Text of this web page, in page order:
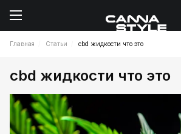
Главная Статьи cbd жидкости что это
cbd жидкости что это